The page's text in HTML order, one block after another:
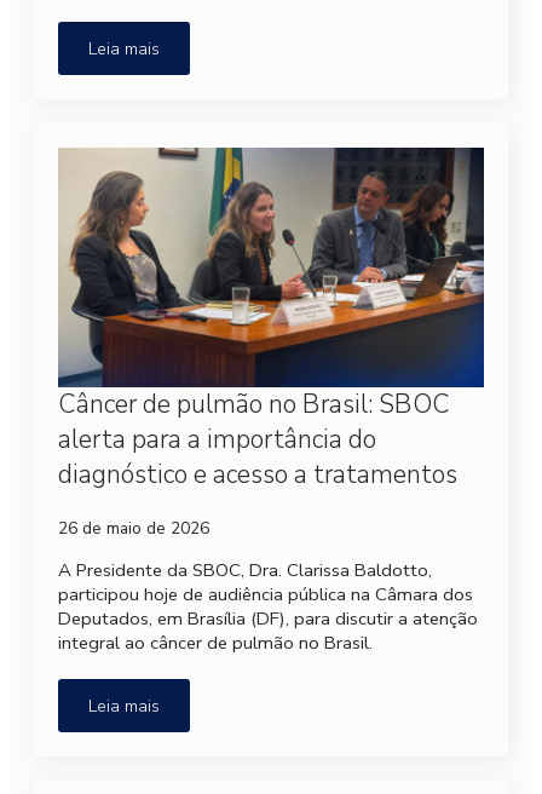
Leia mais
Câncer de pulmão no Brasil: SBOC
alerta para a importância do
diagnóstico e acesso a tratamentos
26 de maio de 2026
A Presidente da SBOC, Dra. Clarissa Baldotto,
participou hoje de audiência pública na Câmara dos
Deputados, em Brasília (DF), para discutir a atenção
integral ao câncer de pulmão no Brasil.
Leia mais